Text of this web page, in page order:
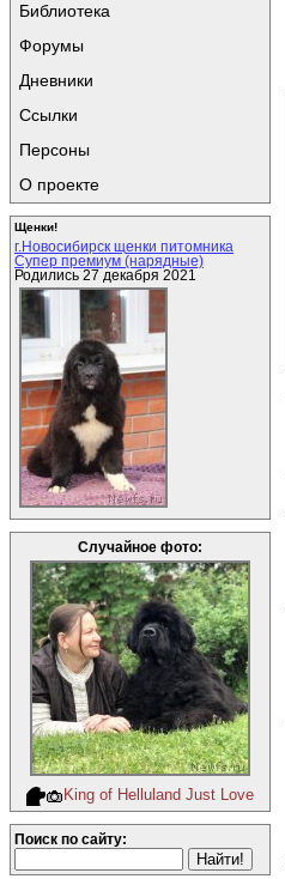
Библиотека
Форумы
Дневники
Ссылки
Персоны
О проекте
Щенки!
г.Новосибирск щенки питомника
Супер премиум (нарядные)
Родились 27 декабря 2021
Случайное фото:
King of Helluland Just Love
Поиск по сайту: